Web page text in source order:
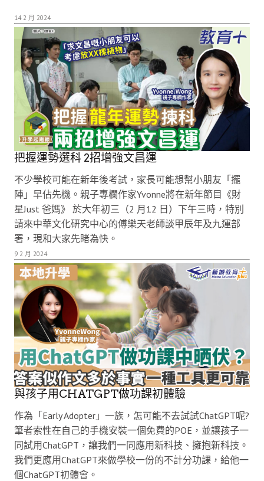
14 2 月 2024
把握運勢選科 2招增強文昌運
不少學校可能在新年後考試，家長可能想幫小朋友「擺
陣」早佔先機。親子專欄作家Yvonne將在新年節目《財
星Just 爸媽》 於大年初三（2 月12 日）下午三時，特別
請來中華文化研究中心的傅樂天老師談甲辰年及九運部
署，現和大家先睹為快。
9 2 月 2024
與孩子用CHATGPT做功課初體驗
作為「Early Adopter」一族，怎可能不去試試ChatGPT呢?
筆者索性在自己的手機安裝一個免費的POE，並讓孩子一
同試用ChatGPT，讓我們一同應用新科技、擁抱新科技。
我們更應用ChatGPT來做學校一份的不計分功課，給他一
個ChatGPT初體會。